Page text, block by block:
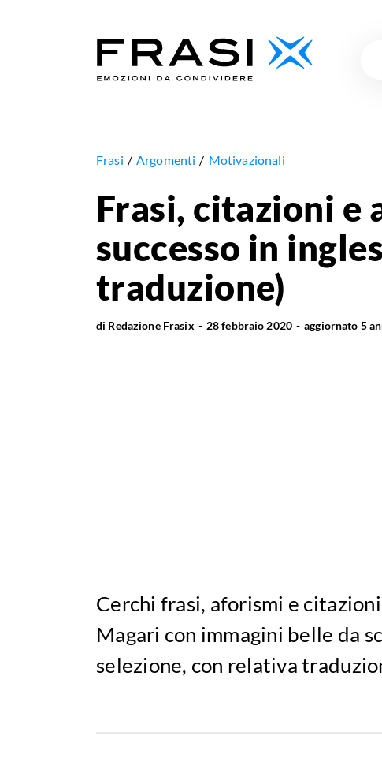
Frasi Argomenti Motivazionali
Frasi, citazioni e
successo in
traduzione)
di Redazione Frasix 28 febbraio 2020 aggiornato 5
Cerchi frasi, aforismi e citazioni
Magari con immagini belle da
selezione, con relativa